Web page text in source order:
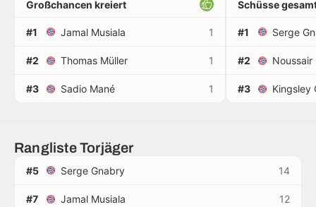
Großchancen kreiert
#1 Jamal Musiala 1
#2 Thomas Müller 1
#3 Sadio Mané 1
Schüsse
#1 Serge
#2 Noussair
#3 Kingsley
Rangliste Torjäger
#5 Serge Gnabry 14
#7 Jamal Musiala 12